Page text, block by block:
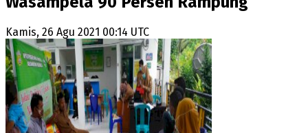
Kamis, 26 Agu 2021 00:14 UTC